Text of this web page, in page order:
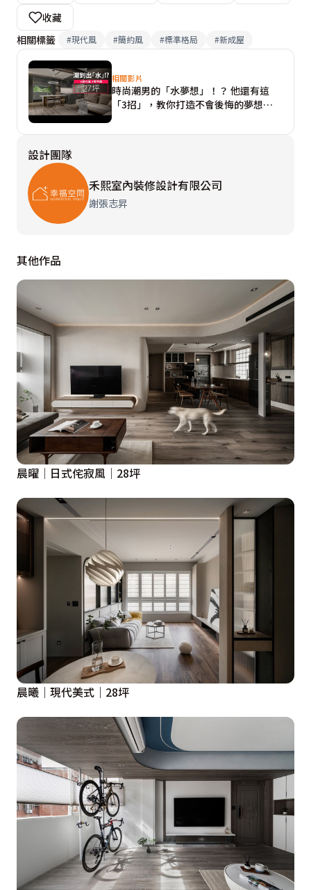
深沉牆面延伸至門片完整公領域空間
散發穩重高雅之韻
大面積開窗設計創造通透的視感
豐富空間層次
臥室以奶茶色為基底
將弧形元素帶入臥室
搭配燈帶調節出柔和細緻的風貌
時刻散發優雅的迷人氣息。
設計概念文字為【禾熙室內裝修設計有限公司】提供
收藏
相關標籤
#現代風 #簡約風 #標準格局 #新成屋
相關影片
時尚潮男的「水夢想」！？ 他還有這
「3招」，教你打造不會後悔的夢想
設計團隊
禾熙室內裝修設計有限公司
謝張志昇
其他作品
晨曜│日式侘寂風│28坪
晨曦｜現代美式｜28坪